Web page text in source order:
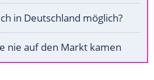
in Deutschland möglich?
nie auf den Markt kamen